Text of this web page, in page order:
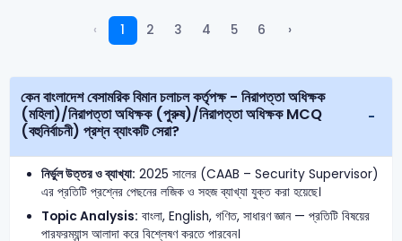
‹ 1 2 3 4 5 6 ›
কেন বাংলাদেশ বেসামরিক বিমান চলাচল কর্তৃপক্ষ - নিরাপত্তা অধিক্ষক
(মহিলা)/নিরাপত্তা অধিক্ষক (পুরুষ)/নিরাপত্তা অধিক্ষক MCQ
(বহুনির্বাচনী) প্রশ্ন ব্যাংকটি সেরা?
নির্ভুল উত্তর ও ব্যাখ্যা: 2025 সালের (CAAB – Security Supervisor)
এর প্রতিটি প্রশ্নের পেছনের লজিক ও সহজ ব্যাখ্যা যুক্ত করা হয়েছে।
Topic Analysis: বাংলা, English, গণিত, সাধারণ জ্ঞান — প্রতিটি বিষয়ের
পারফরম্যান্স আলাদা করে বিশ্লেষণ করতে পারবেন।